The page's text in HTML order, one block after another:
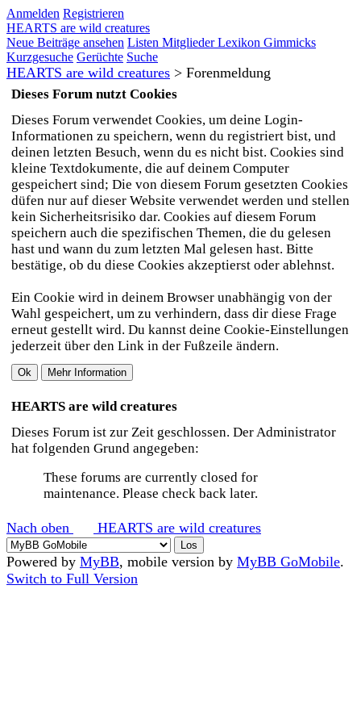
Anmelden Registrieren
HEARTS are wild creatures
Neue Beiträge ansehen Listen MitgliederLexikon Gimmicks
Kurzgesuche Gerüchte Suche
HEARTS are wild creatures > Forenmeldung
Dieses Forum nutzt Cookies
Dieses Forum verwendet Cookies, um deine Login-
Informationen zu speichern, wenn du registriert bist, und
deinen letzten Besuch, wenn du es nicht bist. Cookies sind
kleine Textdokumente, die auf deinem Computer
gespeichert sind; Die von diesem Forum gesetzten Cookies
düfen nur auf dieser Website verwendet werden und stellen
kein Sicherheitsrisiko dar. Cookies auf diesem Forum
speichern auch die spezifischen Themen, die du gelesen
hast und wann du zum letzten Mal gelesen hast. Bitte
bestätige, ob du diese Cookies akzeptierst oder ablehnst.
Ein Cookie wird in deinem Browser unabhängig von der
Wahl gespeichert, um zu verhindern, dass dir diese Frage
erneut gestellt wird. Du kannst deine Cookie-Einstellungen
jederzeit über den Link in der Fußzeile ändern.
HEARTS are wild creatures
Dieses Forum ist zur Zeit geschlossen. Der Administrator
hat folgenden Grund angegeben:
These forums are currently closed for
maintenance. Please check back later.
Nach oben HEARTS are wild creatures
Powered by MyBB, mobile version by MyBB GoMobile.
Switch to Full Version